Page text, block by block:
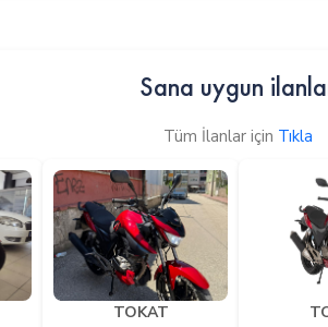
Sana uygun
Tüm İlanlar için Tıkla
TOKAT